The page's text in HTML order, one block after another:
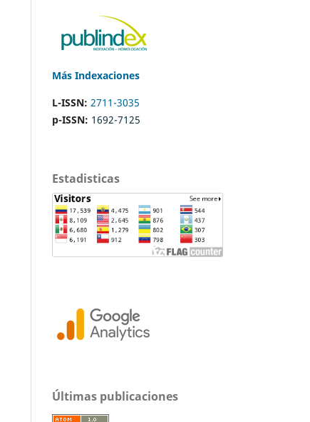
Más Indexaciones
L-ISSN: 2711-3035
p-ISSN: 1692-7125
Estadisticas
Últimas publicaciones